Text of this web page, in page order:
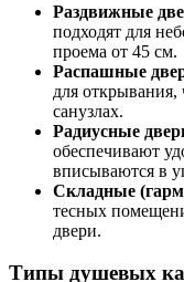
Раздвижные
подходят для
проема от 45 см.
Распашные
для открывания,
санузлах.
Радиусные
обеспечивают
вписываются в
Складные
тесных
двери.
Типы душевых